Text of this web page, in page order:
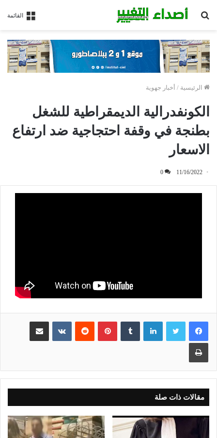
القائمة
الرئيسية / أخبار جهوية
الكونفدرالية الديمقراطية للشغل
بطنجة في وقفة احتجاجية ضد ارتفاع
الاسعار
11/16/2022
0
لينكدإن بينتيريست مشاركة عبر البريد
طباعة
مقالات ذات صلة